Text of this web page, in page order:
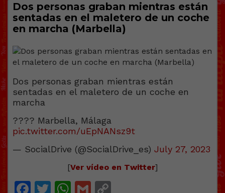
Dos personas graban mientras están
sentadas en el maletero de un coche
en marcha (Marbella)
Dos personas graban mientras están
sentadas en el maletero de un coche en
marcha
???? Marbella, Málaga
pic.twitter.com/uEpNANsz9t
— SocialDrive (@SocialDrive_es) July 27, 2023
[Ver vídeo en Twitter]
Facebook
Twitter
WhatsApp
Gmail